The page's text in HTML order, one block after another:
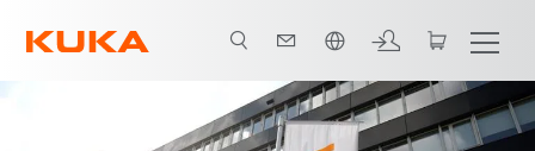
ภาษาไทย / Thai